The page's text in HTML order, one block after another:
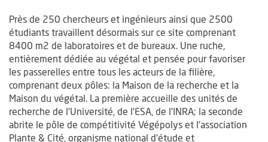
Près de 250 chercheurs et ingénieurs ainsi que 2500
étudiants travaillent désormais sur ce site comprenant
8400 m2 de laboratoires et de bureaux. Une ruche,
entièrement dédiée au végétal et pensée pour favoriser
les passerelles entre tous les acteurs de la filière,
comprenant deux pôles: la Maison de la recherche et la
Maison du végétal. La première accueille des unités de
recherche de l’Université, de l’ESA, de l’INRA; la seconde
abrite le pôle de compétitivité Végépolys et l’association
Plante & Cité, organisme national d’étude et